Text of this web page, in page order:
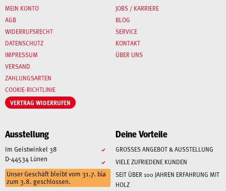
MEIN KONTO
AGB
WIDERRUFSRECHT
DATENSCHUTZ
IMPRESSUM
VERSAND
ZAHLUNGSARTEN
COOKIE-RICHTLINIE
VERTRAG WIDERRUFEN
JOBS / KARRIERE
BLOG
SERVICE
KONTAKT
ÜBER UNS
Ausstellung
Im Geistwinkel 38
D-44534 Lünen
Unser Geschäft bleibt vom 31.7. bis
zum 3.8. geschlossen.
Deine Vorteile
GROSSES ANGEBOT & AUSSTELLUNG
VIELE ZUFRIEDENE KUNDEN
SEIT ÜBER 100 JAHREN ERFAHRUNG MIT
HOLZ